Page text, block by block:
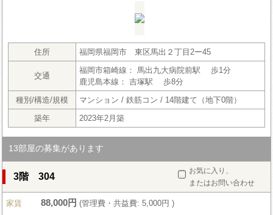
住所 福岡県福岡市 東区馬出２丁目2ー45
交通
福岡市箱崎線： 馬出九大病院前駅 歩1分
鹿児島本線： 吉塚駅 歩8分
種別/構造/規模
マンション / 鉄筋コン / 14階建て（地下0階）
築年
2023年2月築
13部屋の募集があります
お気に入り、
またはお問い合わせ
3階 304
家賃 88,000円 (管理費・共益費: 5,000円 )